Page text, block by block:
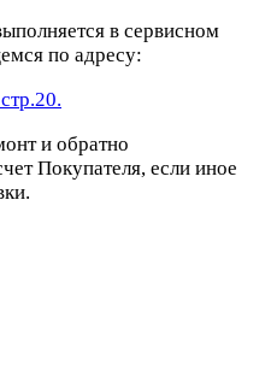
в сервисном
по адресу:
и обратно
Покупателя, если иное